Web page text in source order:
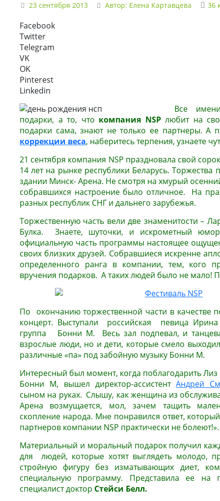
23 сентября 2013 Автор: Елена Картавцева 36
Facebook
Twitter
Telegram
VK
OK
Pinterest
Linkedin
Все
подарки, а то, что компания NSPлюбит на
подарки сама, знают не только ее партнеры. А
коррекции веса, наберитесь терпения, узнаете
21 сентября компания NSP праздновала свой
14 лет на рынке республики Беларусь.
здании Минск- Арена. Не смотря на хмурый
собравшихся настроение было отличное. На
разных республик СНГ и дальнего зарубежья.
Торжественную часть вели две знаменитости –
Булка. Знаете, шуточки, и искрометный
официальную часть программы настоящее
своих близких друзей. Собравшиеся искренне
определенного ранга в компании, тем, кого
вручения подарков. А таких людей было не мало!
По окончанию торжественной части в качестве
концерт. Выступали российская певица
группа Бонни М. Весь зал подпевал, и
взрослые люди, но и дети, которые смело
различные «па» под забойную музыку Бонни М.
Интересный был момент, когда поблагодарить Лиз
Бонни М, вышел директор-ассистентАндрей
сыном на руках. Слышу, как женщина из
Арена возмущается, мол, зачем тащить
скопление народа. Мне понравился ответ,
партнеров компании NSP практически не болеют!».
Материальный и моральный подарок получил
для людей, которые хотят выглядеть молодо,
стройную фигуру без изматывающих диет,
специальную программу. Представила ее на
специалист доктор Стейси Белл.